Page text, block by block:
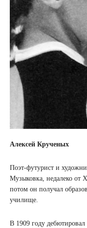
Алексей Крученых
Поэт-футурист и
Музыковка, недалеко от
потом он получал
училище.
В 1909 году